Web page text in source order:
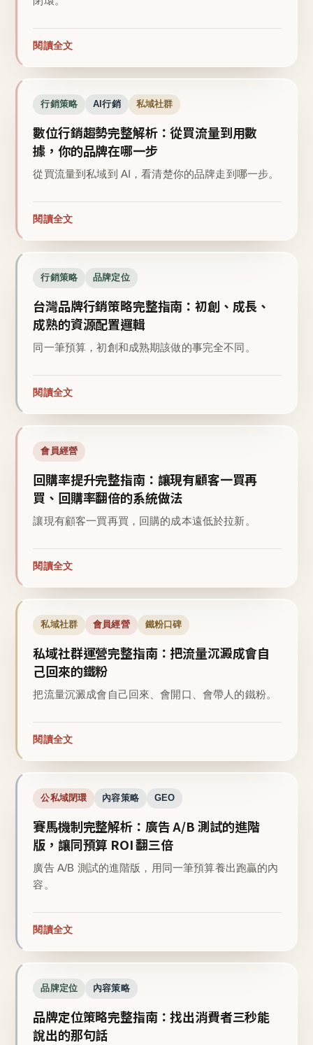
閱讀全文
行銷策略 AI行銷 私域社群
數位行銷趨勢完整解析：從買流量到用數
據，你的品牌在哪一步
從買流量到私域到 AI，看清楚你的品牌走到哪一步。
閱讀全文
行銷策略 品牌定位
台灣品牌行銷策略完整指南：初創、成長、
成熟的資源配置邏輯
同一筆預算，初創和成熟期該做的事完全不同。
閱讀全文
會員經營
回購率提升完整指南：讓現有顧客一買再
買、回購率翻倍的系統做法
讓現有顧客一買再買，回購的成本遠低於拉新。
閱讀全文
私域社群 會員經營 鐵粉口碑
私域社群運營完整指南：把流量沉澱成會自
己回來的鐵粉
把流量沉澱成會自己回來、會開口、會帶人的鐵粉。
閱讀全文
公私域閉環 內容策略 GEO
賽馬機制完整解析：廣告 A/B 測試的進階
版，讓同預算 ROI 翻三倍
廣告 A/B 測試的進階版，用同一筆預算養出跑贏的內
容。
閱讀全文
品牌定位 內容策略
品牌定位策略完整指南：找出消費者三秒能
說出的那句話